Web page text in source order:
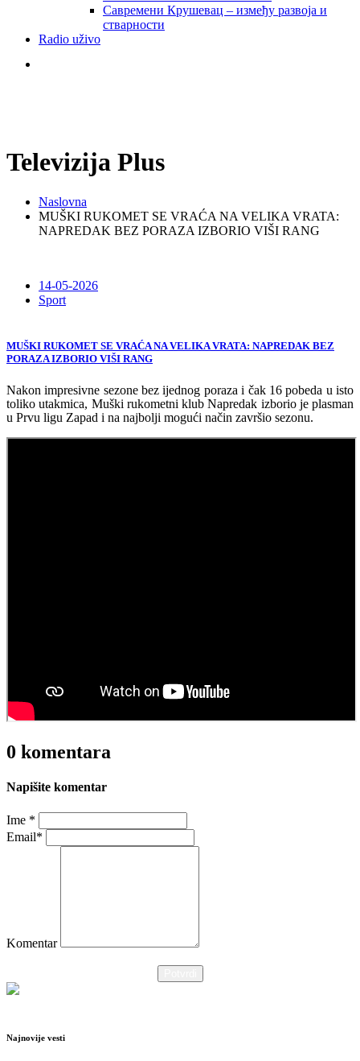
Савремени Крушевац – између развоја и
стварности
Radio uživo
Televizija Plus
Naslovna
MUŠKI RUKOMET SE VRAĆA NA VELIKA VRATA:
NAPREDAK BEZ PORAZA IZBORIO VIŠI RANG
14-05-2026
Sport
MUŠKI RUKOMET SE VRAĆA NA VELIKA VRATA: NAPREDAK BEZ
PORAZA IZBORIO VIŠI RANG
Nakon impresivne sezone bez ijednog poraza i čak 16 pobeda u isto
toliko utakmica, Muški rukometni klub Napredak izborio je plasman
u Prvu ligu Zapad i na najbolji mogući način završio sezonu.
0 komentara
Napišite komentar
Ime *
Email*
Komentar
Najnovije vesti